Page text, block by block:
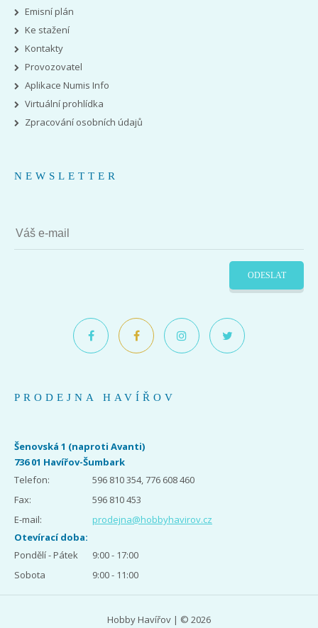
Emisní plán
Ke stažení
Kontakty
Provozovatel
Aplikace Numis Info
Virtuální prohlídka
Zpracování osobních údajů
NEWSLETTER
ODESLAT
PRODEJNA HAVÍŘOV
Šenovská 1 (naproti Avanti)
736 01 Havířov-Šumbark
Telefon:
596 810 354, 776 608 460
Fax:
596 810 453
E-mail:
prodejna@hobbyhavirov.cz
Otevírací doba:
Pondělí - Pátek
9:00 - 17:00
Sobota
9:00 - 11:00
Hobby Havířov | © 2026